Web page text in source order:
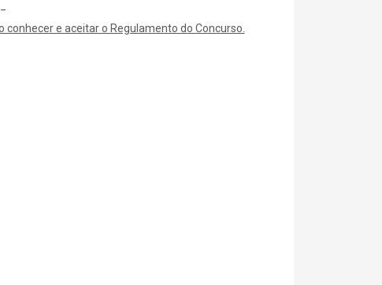
e aceitar o Regulamento do Concurso.